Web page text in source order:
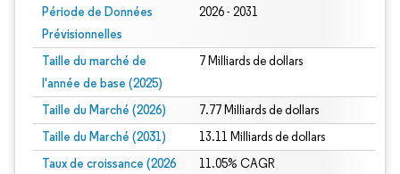
Période de Données
Prévisionnelles
2026 - 2031
Taille du marché de
l'année de base (2025)
7 Milliards de dollars
Taille du Marché (2026) 7.77 Milliards de dollars
Taille du Marché (2031) 13.11 Milliards de dollars
Taux de croissance (2026
11.05% CAGR